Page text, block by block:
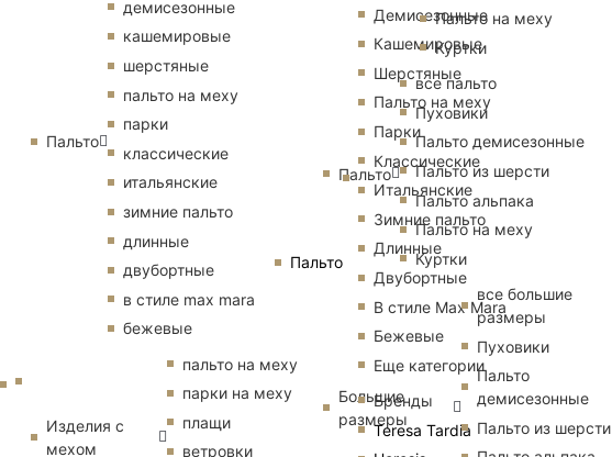
Пальто
Демисезонные
Кашемировые
Шерстяные
Пальто на меху
Парки
Классические
Итальянские
Зимние пальто
Длинные
Двубортные
В стиле Max Mara
Бежевые
Еще категории
Бренды
Teresa Tardia
Пальто
демисезонные
кашемировые
шерстяные
пальто на меху
парки
классические
итальянские
зимние пальто
длинные
двубортные
в стиле max mara
бежевые
Изделия с
мехом
пальто на меху
парки на меху
плащи
ветровки
Пальто на меху
Куртки
Пальто
все пальто
Пуховики
Пальто демисезонные
Пальто из шерсти
Пальто альпака
Пальто на меху
Куртки
Большие
размеры
все большие
размеры
Пуховики
Пальто
демисезонные
Пальто из шерсти